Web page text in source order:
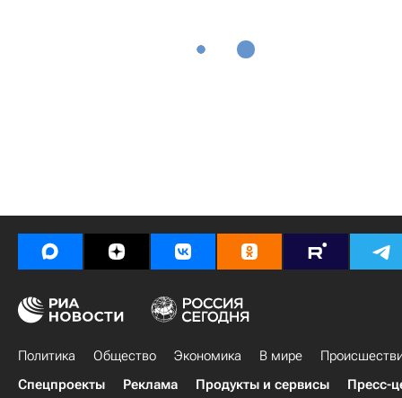
Политика Общество Экономика В мире
Спецпроекты
Реклама Продукты и сервисы Пресс-